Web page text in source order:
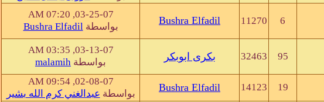
6
11270
Bushra Elfadil
03-25-07, 07:20 AM
بواسطةBushra Elfadil
95
32463 بكرى ابوبكر
03-13-07, 03:35 AM
بواسطة malamih
19
14123
Bushra Elfadil
02-08-07, 09:54 AM
بواسطة عبدالغني كرم الله بشير